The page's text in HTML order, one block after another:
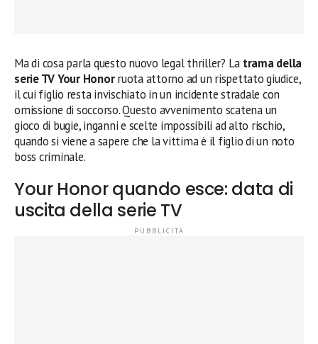
Ma di cosa parla questo nuovo legal thriller? La trama della
serie TV Your Honorruota attorno ad un rispettato giudice,
il cui figlio resta invischiato in un incidente stradale con
omissione di soccorso. Questo avvenimento scatena un
gioco di bugie, inganni e scelte impossibili ad alto rischio,
quando si viene a sapere che la vittima è il figlio di un noto
boss criminale.
Your Honor quando esce: data di
uscita della serie TV